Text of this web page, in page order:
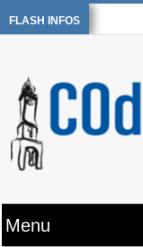
FLASH INFOS